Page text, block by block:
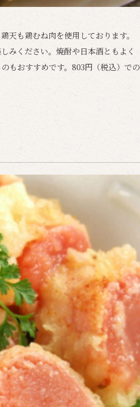
天も鶏むね肉を使用しております。
みください。焼酎や日本酒ともよく
もおすすめです。803円（税込）での